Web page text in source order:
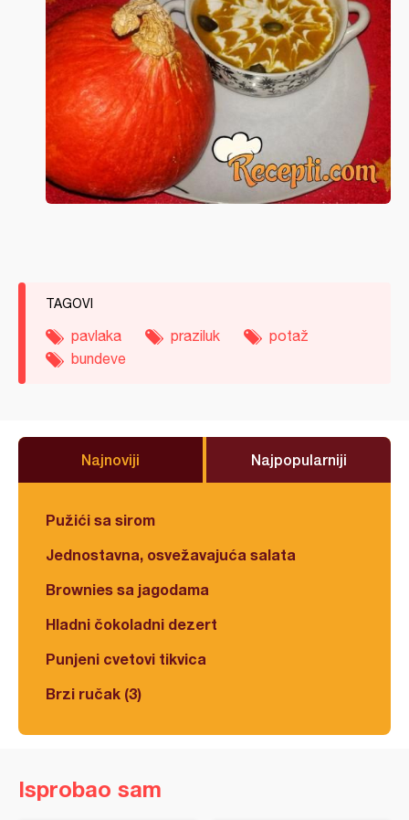
TAGOVI
pavlaka praziluk
potaž
bundeve
Najnoviji Najpopularniji
Pužići sa sirom
Jednostavna, osvežavajuća salata
Brownies sa jagodama
Hladni čokoladni dezert
Punjeni cvetovi tikvica
Brzi ručak (3)
Isprobao sam